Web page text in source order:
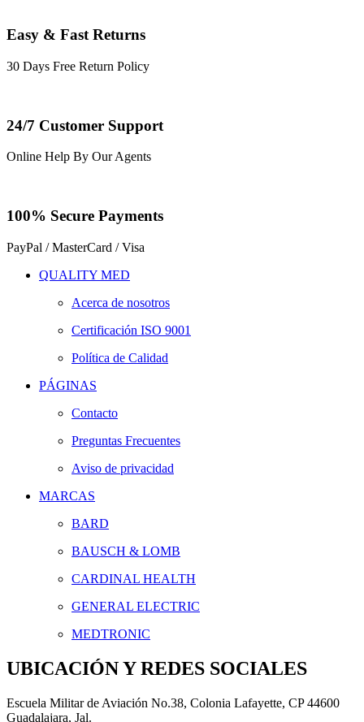
Easy & Fast Returns
30 Days Free Return Policy
24/7 Customer Support
Online Help By Our Agents
100% Secure Payments
PayPal / MasterCard / Visa
QUALITY MED
Acerca de nosotros
Certificación ISO 9001
Política de Calidad
PÁGINAS
Contacto
Preguntas Frecuentes
Aviso de privacidad
MARCAS
BARD
BAUSCH & LOMB
CARDINAL HEALTH
GENERAL ELECTRIC
MEDTRONIC
UBICACIÓN Y REDES SOCIALES
Escuela Militar de Aviación No.38, Colonia Lafayette, CP 44600
Guadalajara, Jal.